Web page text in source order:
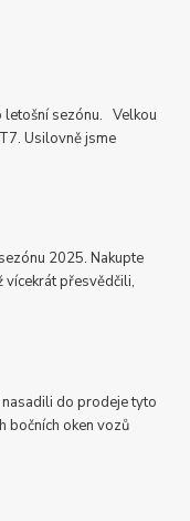
letošní sezónu. Velkou
Usilovně jsme
2025. Nakupte
vícekrát přesvědčili,
do prodeje tyto
bočních oken vozů